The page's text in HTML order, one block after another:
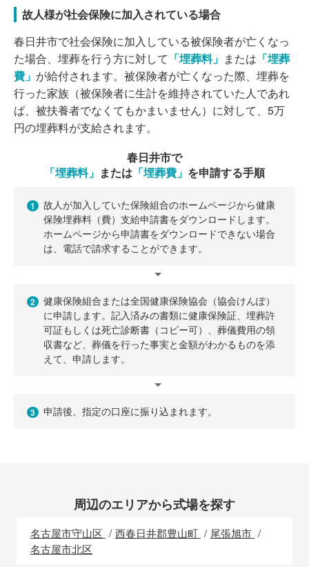
故人様が社会保険に加入されている場合
春日井市で社会保険に加入している被保険者が亡くなっ
た場合、埋葬を行う方に対して 「埋葬料」 または 「埋葬
費」 が給付されます。被保険者が亡くなった際、埋葬を
行った家族（被保険者に生計を維持されていた人であれ
ば、被扶養者でなくてもかまいません）に対して、5万
円の埋葬料が支給されます。
春日井市で
「埋葬料」 または 「埋葬費」 を申請する手順
1
故人が加入していた保険組合のホームページから健康
保険埋葬料（費）支給申請書をダウンロードします。
ホームページから申請書をダウンロードできない場合
は、電話で請求することができます。
2
健康保険組合または全国健康保険協会（協会けんぽ）
に申請します。記入済みの書類に健康保険証、埋葬許
可証もしくは死亡診断書（コピー可）、葬儀費用の領
収書など、葬儀を行った事実と金額がわかるものを添
えて、申請します。
3 申請後、指定の口座に振り込まれます。
周辺のエリアから式場を探す
名古屋市守山区 西春日井郡豊山町
尾張旭市
名古屋市北区